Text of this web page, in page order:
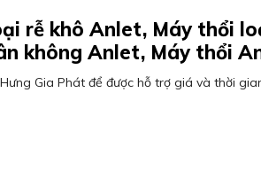
rễ khô Anlet, Máy thổi
không Anlet, Máy thổi
Gia Phát để được hỗ trợ giá và thời